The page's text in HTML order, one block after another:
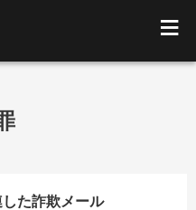
た詐欺メール